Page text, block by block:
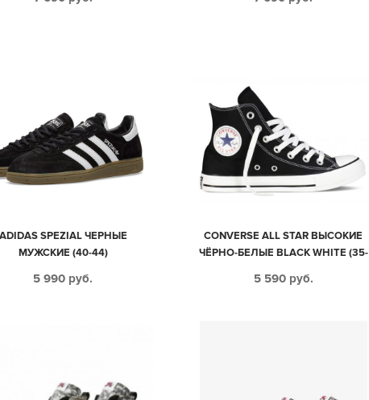
ADIDAS SPEZIAL ЧЕРНЫЕ
МУЖСКИЕ (40-44)
5 990 руб.
CONVERSE ALL STAR ВЫСОКИЕ
ЧЁРНО-БЕЛЫЕ BLACK WHITE (35-
5 590 руб.